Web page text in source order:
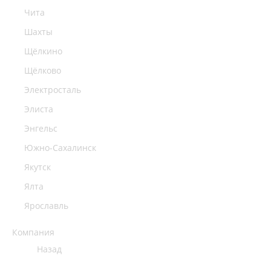
Чита
Шахты
Щёлкино
Щёлково
Электросталь
Элиста
Энгельс
Южно-Сахалинск
Якутск
Ялта
Ярославль
Компания
Назад